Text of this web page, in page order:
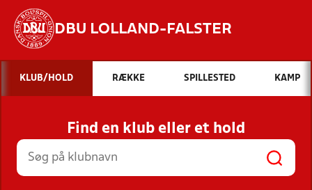
DBU LOLLAND-FALSTER
Hvad vil du søge efter?
INDHOLD OG NYHEDER
STILLINGER, RESULTATER, KLUBBER OG
HOLD
KLUB/HOLD RÆKKE SPILLESTED KAMP
Find en klub eller et hold